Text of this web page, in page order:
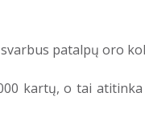
patalpų oro
kartų, o tai